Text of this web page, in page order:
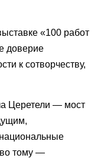
«100 работ
доверие
к сотворчеству,
Церетели — мост
тому —